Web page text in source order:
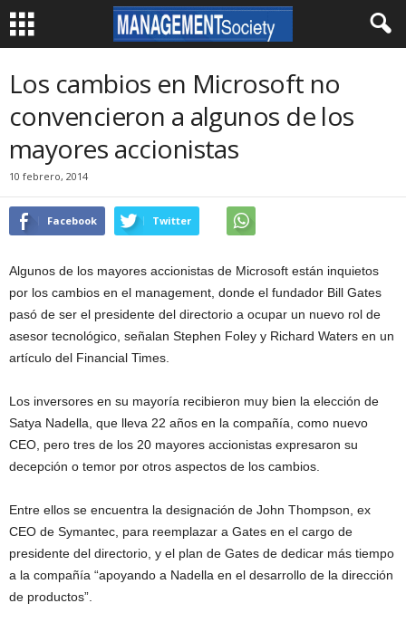
Los cambios en Microsoft no
convencieron a algunos de los
mayores accionistas
10 febrero, 2014
Facebook Twitter
Algunos de los mayores accionistas de Microsoft están inquietos
por los cambios en el management, donde el fundador Bill Gates
pasó de ser el presidente del directorio a ocupar un nuevo rol de
asesor tecnológico, señalan Stephen Foley y Richard Waters en un
artículo del Financial Times.
Los inversores en su mayoría recibieron muy bien la elección de
Satya Nadella, que lleva 22 años en la compañía, como nuevo
CEO, pero tres de los 20 mayores accionistas expresaron su
decepción o temor por otros aspectos de los cambios.
Entre ellos se encuentra la designación de John Thompson, ex
CEO de Symantec, para reemplazar a Gates en el cargo de
presidente del directorio, y el plan de Gates de dedicar más tiempo
a la compañía “apoyando a Nadella en el desarrollo de la dirección
de productos”.